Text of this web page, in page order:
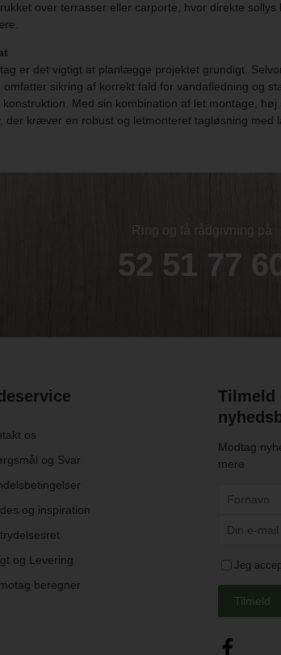
over terrasser eller carporte, hvor direkte
er det vigtigt at planlægge projektet grundigt.
sikring af korrekt fald for vandafledning og
Med sin kombination af let montage,
kræver en robust og letmonteret tagløsning med
Ring og få rådgivning på
52 51 77 60
os
og Svar
og inspiration
og Levering
beregner
Tilmeld
Modtag
mere
Jeg
Tilmeld